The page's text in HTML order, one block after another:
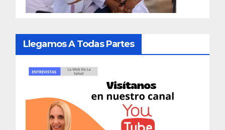
Llegamos A Todas Partes